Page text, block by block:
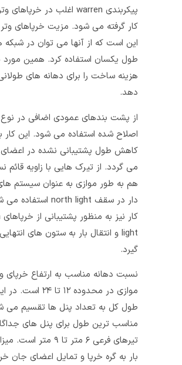
پیکربندی warren اغلب در خرپاهای وتر موازی به
کار گرفته می‌ شود. مزیت خرپاهای وتر موازی
این است که از آنها می‌ توان در شبکه‌ هایی با
طول یکسان استفاده کرد. همین مورد می‌ تواند
هزینه ساخت را برای دهانه‌ های طولانی کاهش
از پشت بندهای عمودی اضافی در نوع warren
اصلاح شده استفاده می‌ شود. این کار به منظور
کاهش طول پشتیبانی نشده در اعضای وتر انجام
می‌ گردد. از تیرک‌ هایی با زاویه قائم نسبت به
هم به طور موازی به عنوان سیستم‌ های دندانه
دار در سقف north light استفاده می‌ شود. این
کار نیز به منظور پشتیبانی از خرپاهای north
light و انتقال بار به ستون‌ های انتهایی انجام می‌
نسبت دهانه مناسب به ارتفاع خرپای وترهای
موازی در محدوده ۱۲ تا ۲۴ است. در این خرپاها
طول کل به تعداد پنل ها تقسیم می شود.
مناسب‌ ترین طول برای پنل‌ های جداگانه در
تیرهای فرعی ۶ متر تا ۹ متر است. میزان انتقال
بار به گره خرپا و تمایل اعضای جان خرپا حدود